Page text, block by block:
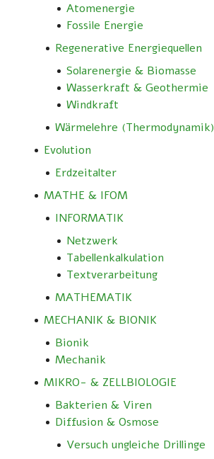
Atomenergie
Fossile Energie
Regenerative Energiequellen
Solarenergie & Biomasse
Wasserkraft & Geothermie
Windkraft
Wärmelehre (Thermodynamik)
Evolution
Erdzeitalter
MATHE & IFOM
INFORMATIK
Netzwerk
Tabellenkalkulation
Textverarbeitung
MATHEMATIK
MECHANIK & BIONIK
Bionik
Mechanik
MIKRO- & ZELLBIOLOGIE
Bakterien & Viren
Diffusion & Osmose
Versuch ungleiche Drillinge